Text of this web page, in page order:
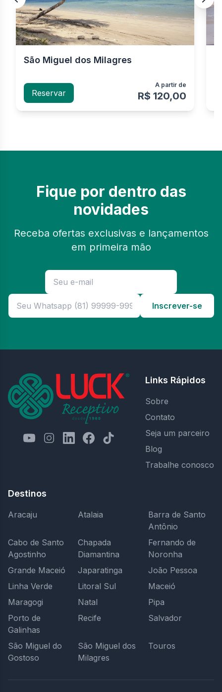
São Miguel dos Milagres
Reservar
A partir de
R$ 120,00
Fique por dentro das
novidades
Receba ofertas exclusivas e lançamentos
em primeira mão
Inscrever-se
Links Rápidos
Sobre
Contato
Seja um parceiro
Blog
Trabalhe conosco
Destinos
Aracaju Atalaia
Barra de Santo
Antônio
Cabo de Santo
Agostinho
Chapada
Diamantina
Fernando de
Noronha
Grande Maceió
Japaratinga
João Pessoa
Linha Verde
Litoral Sul
Maceió
Maragogi
Natal
Pipa
Porto de
Galinhas
Recife Salvador
São Miguel do
Gostoso
São Miguel dos
Milagres
Touros